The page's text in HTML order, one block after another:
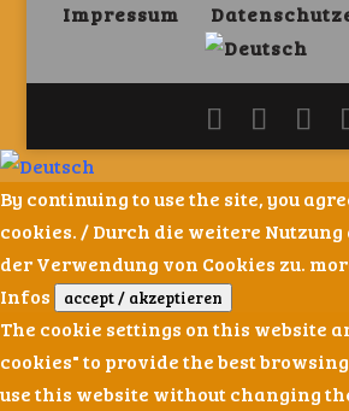
Impressum
By continuing to use the site, you
cookies. / Durch die weitere Nutzung
der Verwendung von Cookies zu.
Infos
accept / akzeptieren
The cookie settings on this website
cookies" to provide the best
use this website without changing